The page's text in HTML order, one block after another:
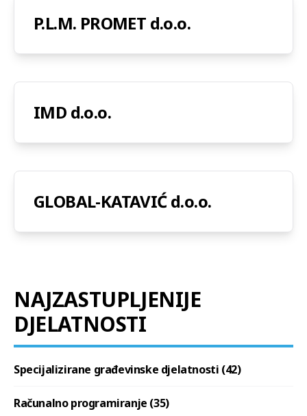
P.L.M. PROMET d.o.o.
IMD d.o.o.
GLOBAL-KATAVIĆ d.o.o.
NAJZASTUPLJENIJE
DJELATNOSTI
Specijalizirane građevinske djelatnosti (42)
Računalno programiranje (35)